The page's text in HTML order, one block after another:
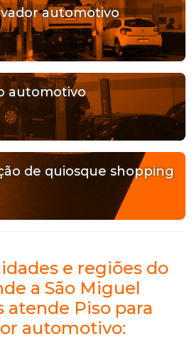
automotivo
automotivo
de quiosque shopping
e regiões do
a São Miguel
atende Piso para
automotivo: